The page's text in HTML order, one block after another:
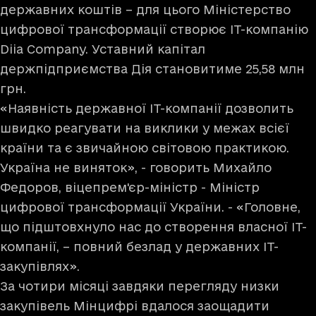
державних коштів – для цього Міністерство
цифрової трансформації створює ІТ-компанію
Diia Company. Уставний капітал
держпідприємства Дія становитиме 25,58 млн
грн.
«Наявність державної ІТ-компанії дозволить
швидко реагувати на виклики у межах всієї
країни та є звичайною світовою практикою.
Україна не виняток», - говорить Михайло
Федоров, віцепрем'єр-міністр - Міністр
цифрової трансформації України. - «Головне,
що підштовхнуло нас до створення власної ІТ-
компанії, – повний безлад у державних ІТ-
закупівлях».
За чотири місяці завдяки перегляду низки
закупівель Мінцифрі вдалося заощадити